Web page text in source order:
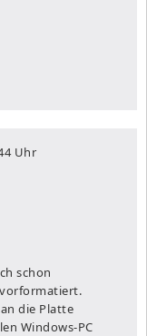
Uhr
schon
die Platte
Windows-PC